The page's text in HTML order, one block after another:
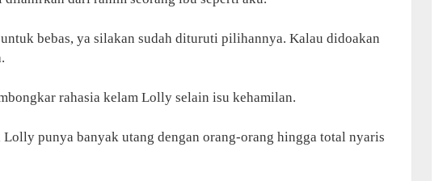
bebas, ya silakan sudah dituruti pilihannya. Kalau didoakan
rahasia kelam Lolly selain isu kehamilan.
punya banyak utang dengan orang-orang hingga total nyaris